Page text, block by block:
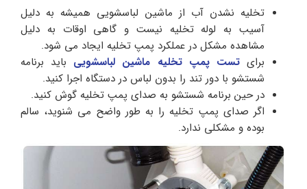
تخلیه نشدن آب از ماشین لباسشویی همیشه به دلیل
آسیب به لوله تخلیه نیست و گاهی اوقات به دلیل
مشاهده مشکل در عملکرد پمپ تخلیه ایجاد می شود.
برایتست پمپ تخلیه ماشین لباسشویی باید برنامه
شستشو با دور تند را بدون لباس در دستگاه اجرا کنید.
در حین برنامه شستشو به صدای پمپ تخلیه گوش کنید.
اگر صدای پمپ تخلیه را به طور واضح می‌ شنوید، سالم
بوده و مشکلی ندارد.